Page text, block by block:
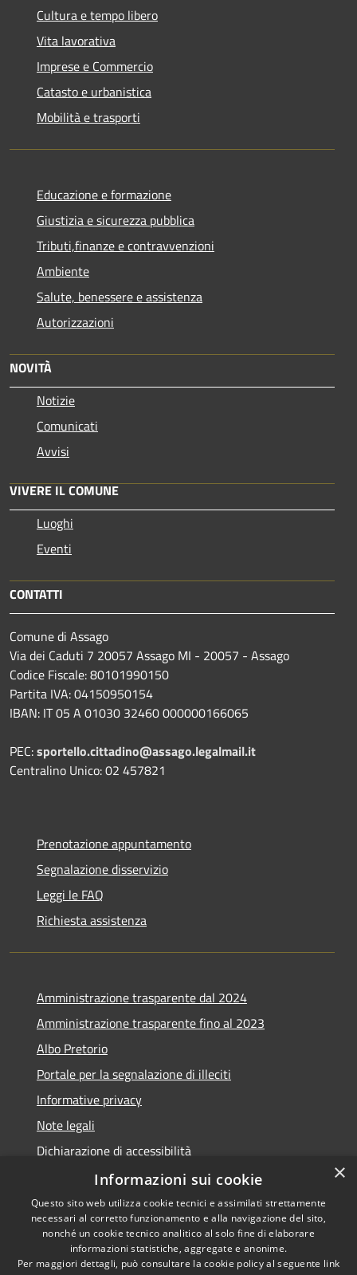
Cultura e tempo libero
Vita lavorativa
Imprese e Commercio
Catasto e urbanistica
Mobilità e trasporti
Educazione e formazione
Giustizia e sicurezza pubblica
Tributi,finanze e contravvenzioni
Ambiente
Salute, benessere e assistenza
Autorizzazioni
NOVITÀ
Notizie
Comunicati
Avvisi
VIVERE IL COMUNE
Luoghi
Eventi
CONTATTI
Comune di Assago
Via dei Caduti 7 20057 Assago MI - 20057 - Assago
Codice Fiscale: 80101990150
Partita IVA: 04150950154
IBAN: IT 05 A 01030 32460 000000166065
PEC:sportello.cittadino@assago.legalmail.it
Centralino Unico: 02 457821
Prenotazione appuntamento
Segnalazione disservizio
Leggi le FAQ
Richiesta assistenza
Amministrazione trasparente dal 2024
Amministrazione trasparente fino al 2023
Albo Pretorio
Portale per la segnalazione di illeciti
Informative privacy
Note legali
Dichiarazione di accessibilità
Segnalazioni di inaccessibilità
RSS
Copyright © 2026 • Comune di
×
Informazioni sui cookie
Questo sito web utilizza cookie tecnici e assimilati strettamente
necessari al corretto funzionamento e alla navigazione del sito,
nonché un cookie tecnico analitico al solo fine di elaborare
informazioni statistiche, aggregate e anonime.
Per maggiori dettagli, può consultare la cookie policy al seguente link